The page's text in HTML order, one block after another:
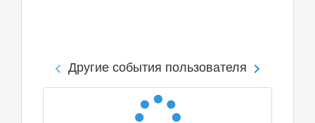
Другие события пользователя